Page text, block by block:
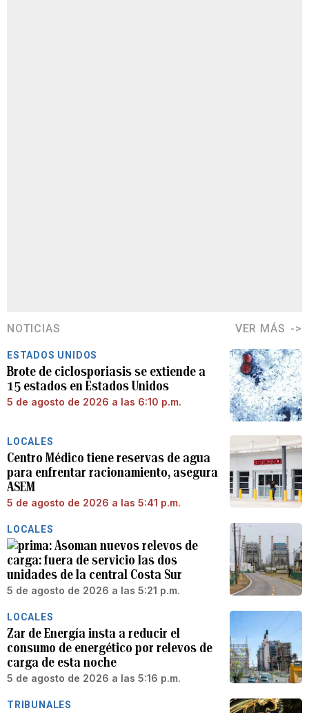
NOTICIAS VER MÁS
ESTADOS UNIDOS
Brote de ciclosporiasis se extiende a
15 estados en Estados Unidos
5 de agosto de 2026 a las 6:10 p.m.
LOCALES
Centro Médico tiene reservas de agua
para enfrentar racionamiento, asegura
ASEM
5 de agosto de 2026 a las 5:41 p.m.
LOCALES
Asoman nuevos relevos de
carga: fuera de servicio las dos
unidades de la central Costa Sur
5 de agosto de 2026 a las 5:21 p.m.
LOCALES
Zar de Energía insta a reducir el
consumo de energético por relevos de
carga de esta noche
5 de agosto de 2026 a las 5:16 p.m.
TRIBUNALES